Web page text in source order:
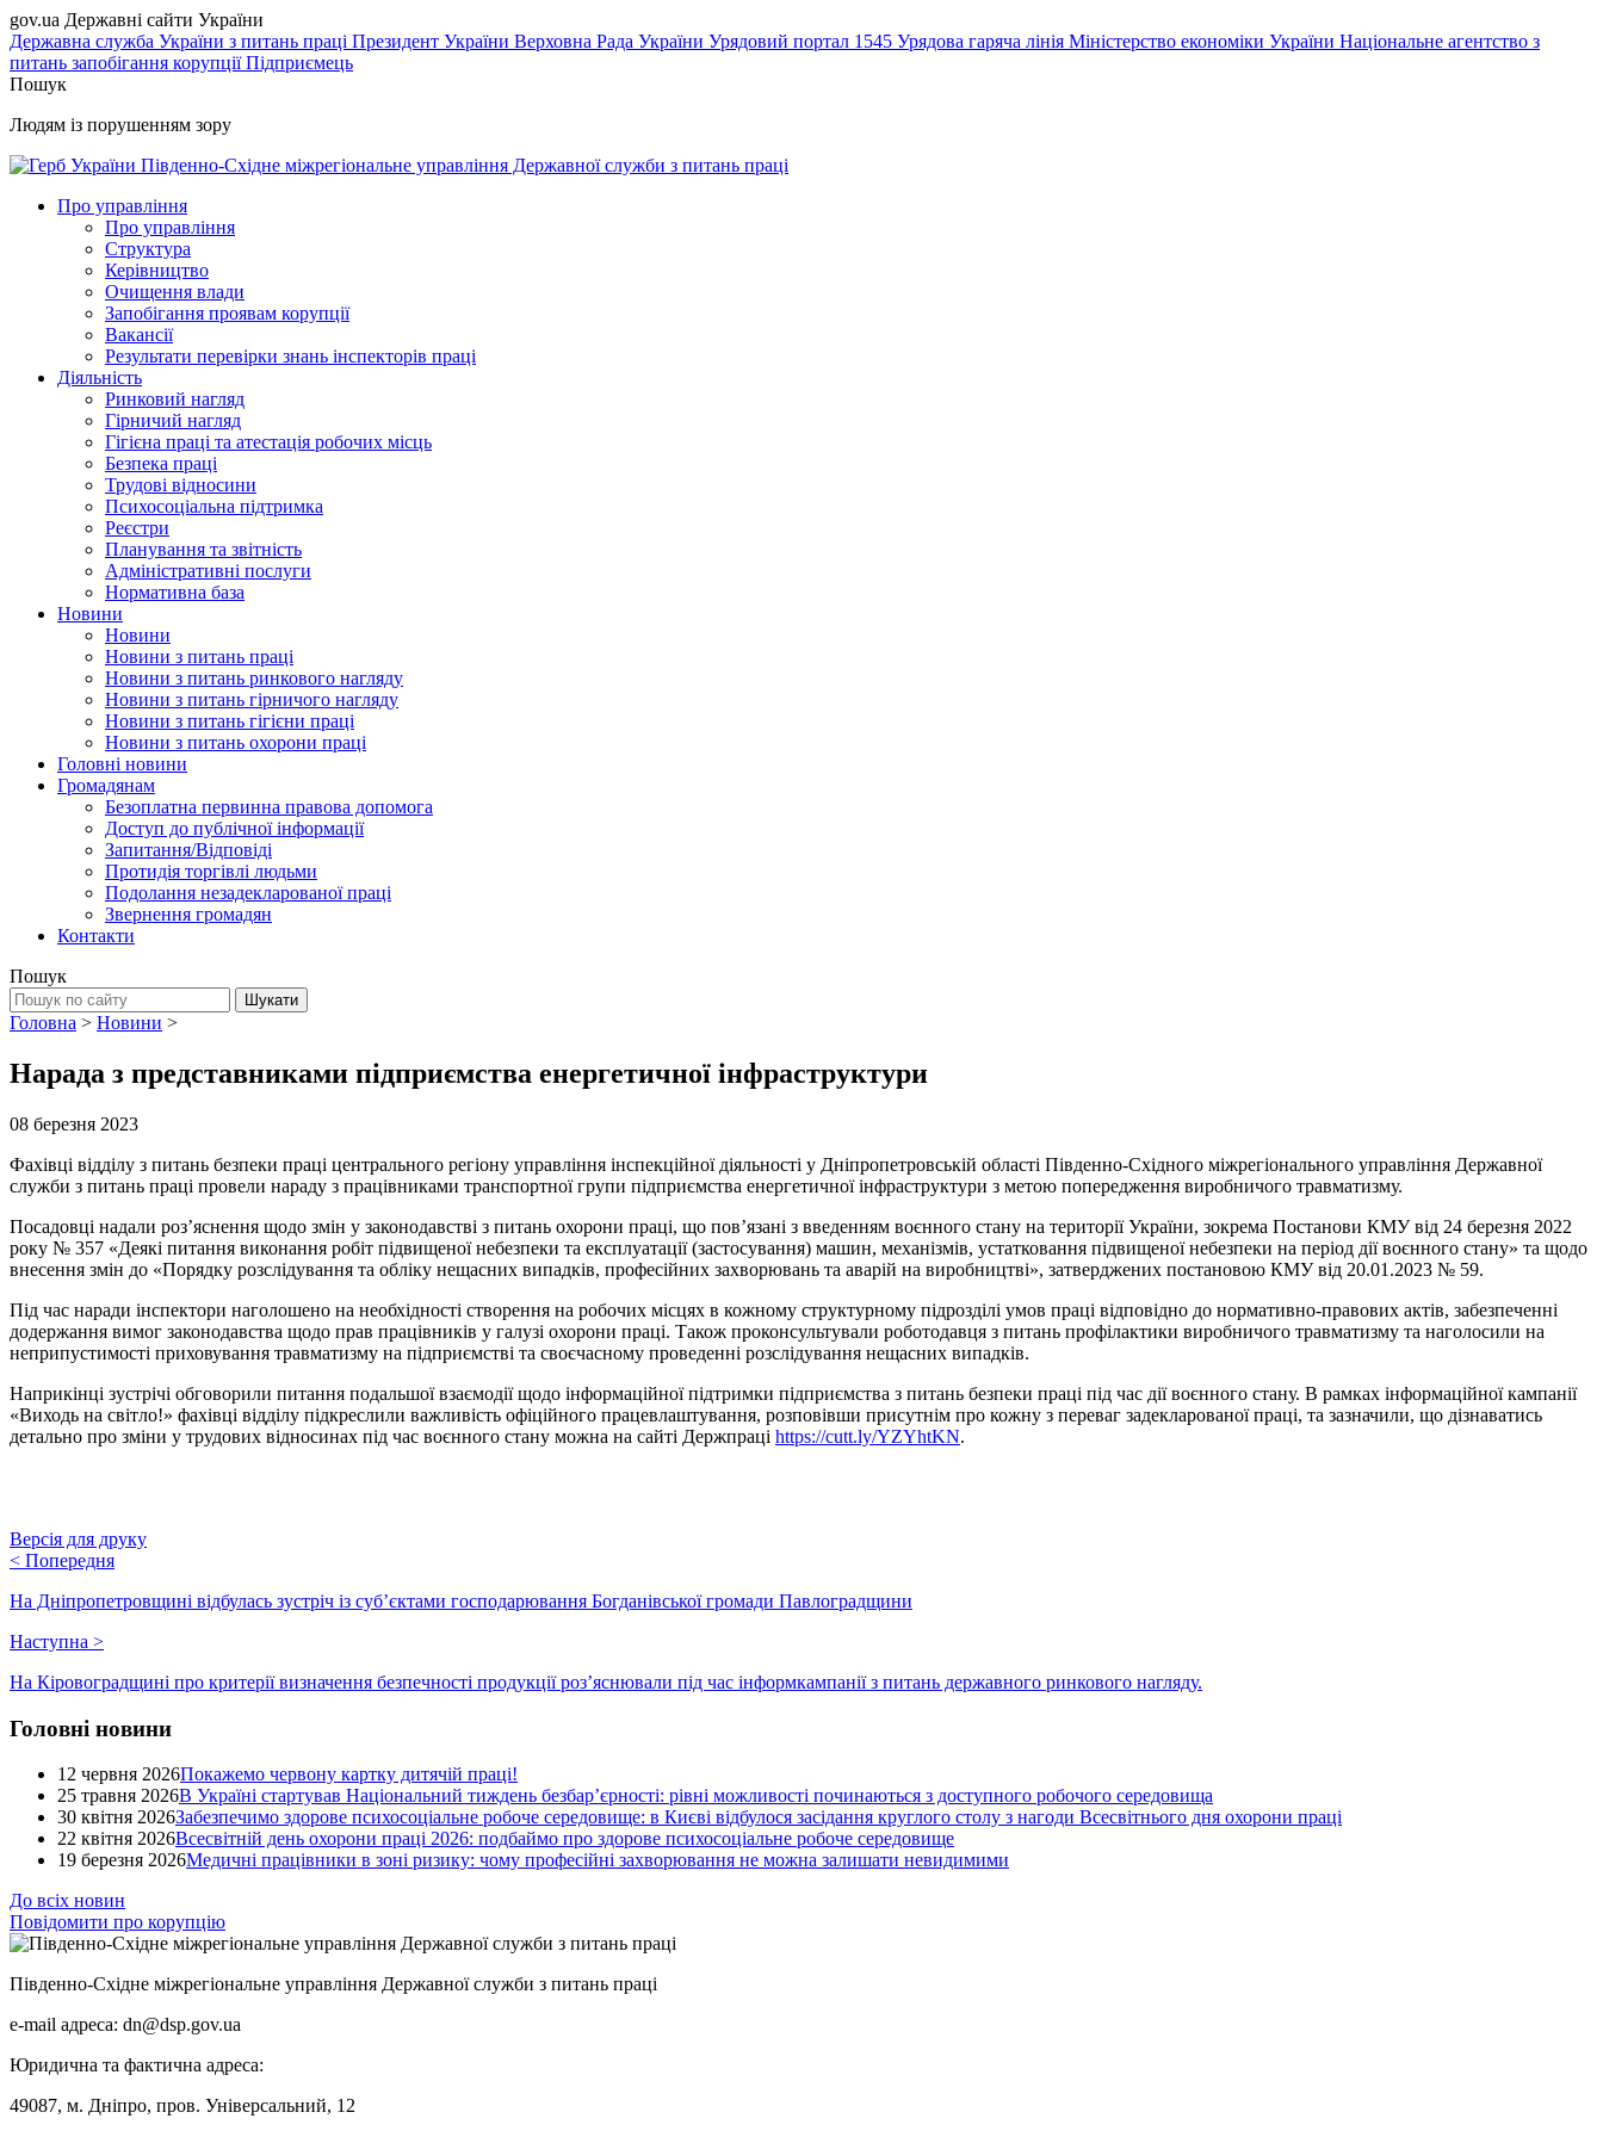
gov.ua Державні сайти України
Державна служба України з питань праці Президент України Верховна Рада України Урядовий портал 1545 Урядова гаряча лінія Міністерство економіки України Національне агентство з
питань запобігання корупціїПідприємець
Пошук
Людям із порушенням зору
Південно-Східне міжрегіональне управління Державної служби з питань праці
Про управління
Про управління
Структура
Керівництво
Очищення влади
Запобігання проявам корупції
Вакансії
Результати перевірки знань інспекторів праці
Діяльність
Ринковий нагляд
Гірничий нагляд
Гігієна праці та атестація робочих місць
Безпека праці
Трудові відносини
Психосоціальна підтримка
Реєстри
Планування та звітність
Адміністративні послуги
Нормативна база
Новини
Новини
Новини з питань праці
Новини з питань ринкового нагляду
Новини з питань гірничого нагляду
Новини з питань гігієни праці
Новини з питань охорони праці
Головні новини
Громадянам
Безоплатна первинна правова допомога
Доступ до публічної інформації
Запитання/Відповіді
Протидія торгівлі людьми
Подолання незадекларованої праці
Звернення громадян
Контакти
Пошук
Головна > Новини >
Нарада з представниками підприємства енергетичної інфраструктури
08 березня 2023
Фахівці відділу з питань безпеки праці центрального регіону управління інспекційної діяльності у Дніпропетровській області Південно-Східного міжрегіонального управління Державної
служби з питань праці провели нараду з працівниками транспортної групи підприємства енергетичної інфраструктури з метою попередження виробничого травматизму.
Посадовці надали роз’яснення щодо змін у законодавстві з питань охорони праці, що пов’язані з введенням воєнного стану на території України, зокрема Постанови КМУ від 24 березня 2022
року № 357 «Деякі питання виконання робіт підвищеної небезпеки та експлуатації (застосування) машин, механізмів, устатковання підвищеної небезпеки на період дії воєнного стану» та щодо
внесення змін до «Порядку розслідування та обліку нещасних випадків, професійних захворювань та аварій на виробництві», затверджених постановою КМУ від 20.01.2023 № 59.
Під час наради інспектори наголошено на необхідності створення на робочих місцях в кожному структурному підрозділі умов праці відповідно до нормативно-правових актів, забезпеченні
додержання вимог законодавства щодо прав працівників у галузі охорони праці. Також проконсультували роботодавця з питань профілактики виробничого травматизму та наголосили на
неприпустимості приховування травматизму на підприємстві та своєчасному проведенні розслідування нещасних випадків.
Наприкінці зустрічі обговорили питання подальшої взаємодії щодо інформаційної підтримки підприємства з питань безпеки праці під час дії воєнного стану. В рамках інформаційної кампанії
«Виходь на світло!» фахівці відділу підкреслили важливість офіційного працевлаштування, розповівши присутнім про кожну з переваг задекларованої праці, та зазначили, що дізнаватись
детально про зміни у трудових відносинах під час воєнного стану можна на сайті Держпраці https://cutt.ly/YZYhtKN.
Версія для друку
< Попередня
На Дніпропетровщині відбулась зустріч із суб’єктами господарювання Богданівської громади Павлоградщини
Наступна >
На Кіровоградщині про критерії визначення безпечності продукції роз’яснювали під час інформкампанії з питань державного ринкового нагляду.
Головні новини
12 червня 2026Покажемо червону картку дитячій праці!
25 травня 2026В Україні стартував Національний тиждень безбар’єрності: рівні можливості починаються з доступного робочого середовища
30 квітня 2026Забезпечимо здорове психосоціальне робоче середовище: в Києві відбулося засідання круглого столу з нагоди Всесвітнього дня охорони праці
22 квітня 2026Всесвітній день охорони праці 2026: подбаймо про здорове психосоціальне робоче середовище
19 березня 2026Медичні працівники в зоні ризику: чому професійні захворювання не можна залишати невидимими
До всіх новин
Повідомити про корупцію
Південно-Східне міжрегіональне управління Державної служби з питань праці
e-mail адреса: dn@dsp.gov.ua
Юридична та фактична адреса:
49087, м. Дніпро, пров. Універсальний, 12